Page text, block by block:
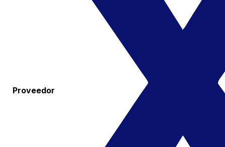
Proveedor